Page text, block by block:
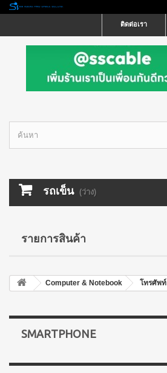
ติดต่อเรา
รถเข็น (ว่าง)
รายการสินค้า
Computer & Notebook โทรศัพท์
SMARTPHONE